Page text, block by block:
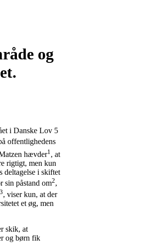
og
i Danske Lov 5
offentlighedens
hævder1, at
rigtigt, men kun
deltagelse i skiftet
sin påstand om2,
3, viser kun, at der
et øg, men
skik, at
og børn fik